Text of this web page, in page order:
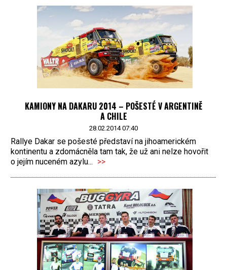
KAMIONY NA DAKARU 2014 – POŠESTÉ V ARGENTINĚ
A CHILE
28.02.2014 07:40
Rallye Dakar se pošesté představí na jihoamerickém
kontinentu a zdomácněla tam tak, že už ani nelze hovořit
o jejím nuceném azylu... >>